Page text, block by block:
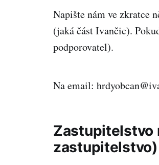
Napište nám ve zkratce
(jaká část Ivančic).
podporovatel).
Na email:
Zastupitelstvo
zastupitelstvo)